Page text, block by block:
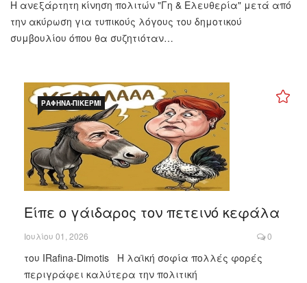
Η ανεξάρτητη κίνηση πολιτών "Γη & Ελευθερία" μετά από
την ακύρωση για τυπικούς λόγους του δημοτικού
συμβουλίου όπου θα συζητιόταν…
ΡΑΦΉΝΑ-ΠΙΚΈΡΜΙ
Είπε ο γάιδαρος τον πετεινό κεφάλα
Ιουλίου 01, 2026 0
του IRafina-Dimotis Η λαϊκή σοφία πολλές φορές
περιγράφει καλύτερα την πολιτική